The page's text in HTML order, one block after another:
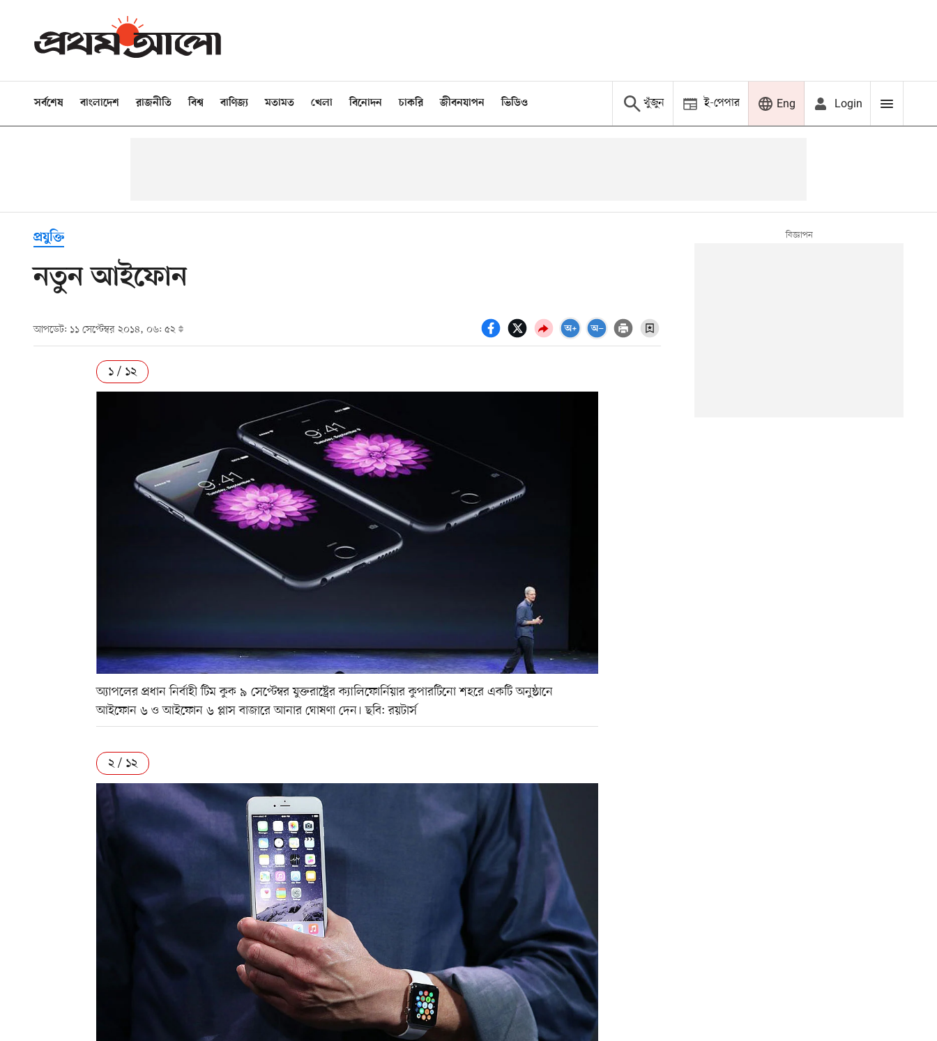
সর্বশেষ বাংলাদেশ রাজনীতি বিশ্ব বাণিজ্য মতামত খেলা বিনোদন চাকরি জীবনযাপন ভিডিও খুঁজুন ই-পেপার Eng Login
প্রযুক্তি
নতুন আইফোন
আপডেট: ১১ সেপ্টেম্বর ২০১৪, ০৬: ৫২
১ / ১২
অ্যাপলের প্রধান নির্বাহী টিম কুক ৯ সেপ্টেম্বর যুক্তরাষ্ট্রের ক্যালিফোর্নিয়ার কুপারটিনো শহরে একটি অনুষ্ঠানে
আইফোন ৬ ও আইফোন ৬ প্লাস বাজারে আনার ঘোষণা দেন। ছবি: রয়টার্স
২ / ১২